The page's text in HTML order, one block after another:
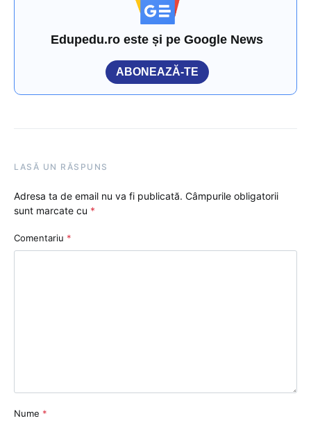
Edupedu.ro este și pe Google News
ABONEAZĂ-TE
LASĂ UN RĂSPUNS
Adresa ta de email nu va fi publicată. Câmpurile obligatorii
sunt marcate cu *
Comentariu *
Nume *